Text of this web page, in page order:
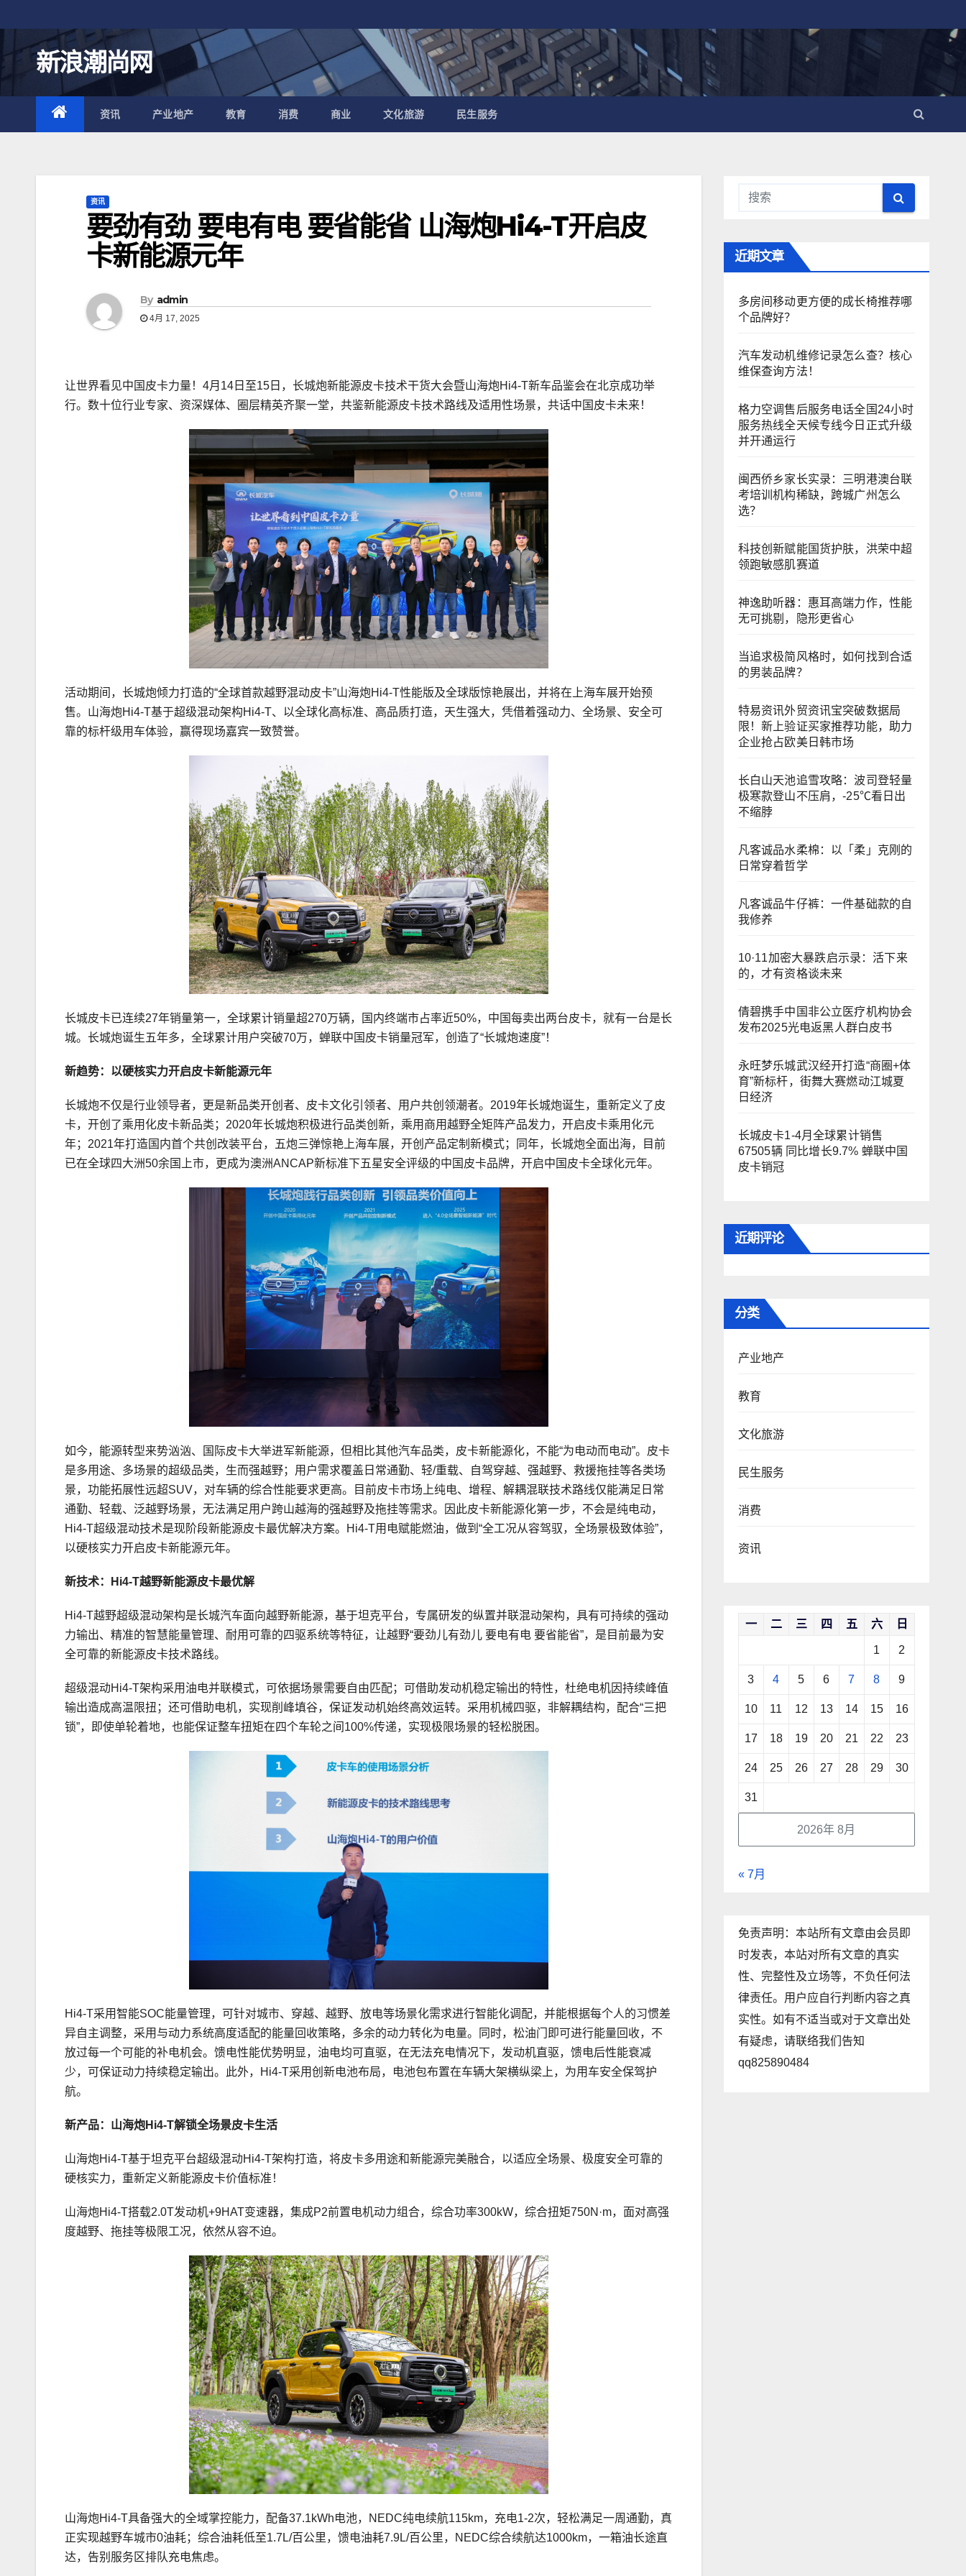
至
内
容
新浪潮尚网
资讯 产业地产 教育 消费 商业 文化旅游 民生服务
资讯
要劲有劲 要电有电 要省能省 山海炮Hi4-T开启皮
卡新能源元年
By admin
4月 17, 2025
让世界看见中国皮卡力量！4月14日至15日，长城炮新能源皮卡技术干货大会暨山海炮Hi4-T新车品鉴会在北京成功举
行。数十位行业专家、资深媒体、圈层精英齐聚一堂，共鉴新能源皮卡技术路线及适用性场景，共话中国皮卡未来！
活动期间，长城炮倾力打造的“全球首款越野混动皮卡”山海炮Hi4-T性能版及全球版惊艳展出，并将在上海车展开始预
售。山海炮Hi4-T基于超级混动架构Hi4-T、以全球化高标准、高品质打造，天生强大，凭借着强动力、全场景、安全可
靠的标杆级用车体验，赢得现场嘉宾一致赞誉。
长城皮卡已连续27年销量第一，全球累计销量超270万辆，国内终端市占率近50%，中国每卖出两台皮卡，就有一台是长
城。长城炮诞生五年多，全球累计用户突破70万，蝉联中国皮卡销量冠军，创造了“长城炮速度”！
新趋势：以硬核实力开启皮卡新能源元年
长城炮不仅是行业领导者，更是新品类开创者、皮卡文化引领者、用户共创领潮者。2019年长城炮诞生，重新定义了皮
卡，开创了乘用化皮卡新品类；2020年长城炮积极进行品类创新，乘用商用越野全矩阵产品发力，开启皮卡乘用化元
年；2021年打造国内首个共创改装平台，五炮三弹惊艳上海车展，开创产品定制新模式；同年，长城炮全面出海，目前
已在全球四大洲50余国上市，更成为澳洲ANCAP新标准下五星安全评级的中国皮卡品牌，开启中国皮卡全球化元年。
如今，能源转型来势汹汹、国际皮卡大举进军新能源，但相比其他汽车品类，皮卡新能源化，不能“为电动而电动”。皮卡
是多用途、多场景的超级品类，生而强越野；用户需求覆盖日常通勤、轻/重载、自驾穿越、强越野、救援拖挂等各类场
景，功能拓展性远超SUV，对车辆的综合性能要求更高。目前皮卡市场上纯电、增程、解耦混联技术路线仅能满足日常
通勤、轻载、泛越野场景，无法满足用户跨山越海的强越野及拖挂等需求。因此皮卡新能源化第一步，不会是纯电动，
Hi4-T超级混动技术是现阶段新能源皮卡最优解决方案。Hi4-T用电赋能燃油，做到“全工况从容驾驭，全场景极致体验”，
以硬核实力开启皮卡新能源元年。
新技术：Hi4-T越野新能源皮卡最优解
Hi4-T越野超级混动架构是长城汽车面向越野新能源，基于坦克平台，专属研发的纵置并联混动架构，具有可持续的强动
力输出、精准的智慧能量管理、耐用可靠的四驱系统等特征，让越野“要劲儿有劲儿 要电有电 要省能省”，是目前最为安
全可靠的新能源皮卡技术路线。
超级混动Hi4-T架构采用油电并联模式，可依据场景需要自由匹配；可借助发动机稳定输出的特性，杜绝电机因持续峰值
输出造成高温限扭；还可借助电机，实现削峰填谷，保证发动机始终高效运转。采用机械四驱，非解耦结构，配合“三把
锁”，即使单轮着地，也能保证整车扭矩在四个车轮之间100%传递，实现极限场景的轻松脱困。
Hi4-T采用智能SOC能量管理，可针对城市、穿越、越野、放电等场景化需求进行智能化调配，并能根据每个人的习惯差
异自主调整，采用与动力系统高度适配的能量回收策略，多余的动力转化为电量。同时，松油门即可进行能量回收，不
放过每一个可能的补电机会。馈电性能优势明显，油电均可直驱，在无法充电情况下，发动机直驱，馈电后性能衰减
少，可保证动力持续稳定输出。此外，Hi4-T采用创新电池布局，电池包布置在车辆大架横纵梁上，为用车安全保驾护
航。
新产品：山海炮Hi4-T解锁全场景皮卡生活
山海炮Hi4-T基于坦克平台超级混动Hi4-T架构打造，将皮卡多用途和新能源完美融合，以适应全场景、极度安全可靠的
硬核实力，重新定义新能源皮卡价值标准！
山海炮Hi4-T搭载2.0T发动机+9HAT变速器，集成P2前置电机动力组合，综合功率300kW，综合扭矩750N·m，面对高强
度越野、拖挂等极限工况，依然从容不迫。
山海炮Hi4-T具备强大的全域掌控能力，配备37.1kWh电池，NEDC纯电续航115km，充电1-2次，轻松满足一周通勤，真
正实现越野车城市0油耗；综合油耗低至1.7L/百公里，馈电油耗7.9L/百公里，NEDC综合续航达1000km，一箱油长途直
达，告别服务区排队充电焦虑。
近期文章
多房间移动更方便的成长椅推荐哪
个品牌好？
汽车发动机维修记录怎么查？核心
维保查询方法！
格力空调售后服务电话全国24小时
服务热线全天候专线今日正式升级
并开通运行
闽西侨乡家长实录：三明港澳台联
考培训机构稀缺，跨城广州怎么
选？
科技创新赋能国货护肤，洪荣中超
领跑敏感肌赛道
神逸助听器：惠耳高端力作，性能
无可挑剔，隐形更省心
当追求极简风格时，如何找到合适
的男装品牌？
特易资讯外贸资讯宝突破数据局
限！新上验证买家推荐功能，助力
企业抢占欧美日韩市场
长白山天池追雪攻略：波司登轻量
极寒款登山不压肩，-25℃看日出
不缩脖
凡客诚品水柔棉：以「柔」克刚的
日常穿着哲学
凡客诚品牛仔裤：一件基础款的自
我修养
10·11加密大暴跌启示录：活下来
的，才有资格谈未来
倩碧携手中国非公立医疗机构协会
发布2025光电返黑人群白皮书
永旺梦乐城武汉经开打造“商圈+体
育”新标杆，街舞大赛燃动江城夏
日经济
长城皮卡1-4月全球累计销售
67505辆 同比增长9.7% 蝉联中国
皮卡销冠
近期评论
分类
产业地产
教育
文化旅游
民生服务
消费
资讯
2026年 8月
一 二 三 四 五 六 日
1 2
3 4 5 6 7 8 9
10 11 12 13 14 15 16
17 18 19 20 21 22 23
24 25 26 27 28 29 30
31
« 7月
免责声明：本站所有文章由会员即
时发表，本站对所有文章的真实
性、完整性及立场等，不负任何法
律责任。用户应自行判断内容之真
实性。如有不适当或对于文章出处
有疑虑，请联络我们告知
qq825890484